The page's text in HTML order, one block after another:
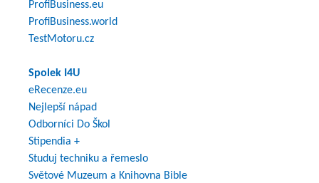
ProfiBusiness.eu
ProfiBusiness.world
TestMotoru.cz
Spolek I4U
eRecenze.eu
Nejlepší nápad
Odborníci Do Škol
Stipendia +
Studuj techniku a řemeslo
Světové Muzeum a Knihovna Bible